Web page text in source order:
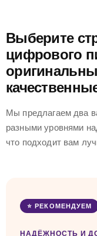
Выберите
цифрового
Мы предлагаем два
разными уровнями
что подходит вам
⭐ РЕКОМЕНДУЕМ
НАДЁЖНОСТЬ И